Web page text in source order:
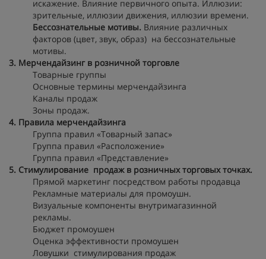
искажение. Влияние первичного опыта. Иллюзии:
зрительные, иллюзии движения, иллюзии времени.
Бессознательные мотивы. Влияние различных
факторов (цвет, звук, образ) на бессознательные
мотивы.
3. Мерчендайзинг в розничной торговле
Товарные группы
Основные термины мерчендайзинга
Каналы продаж
Зоны продаж.
4. Правила мерчендайзинга
Группа правил «Товарный запас»
Группа правил «Расположение»
Группа правил «Представление»
5. Стимулирование продаж в розничных торговых точках.
Прямой маркетинг посредством работы продавца
Рекламные материалы для промоушн.
Визуальные компоненты внутримагазинной
рекламы.
Бюджет промоушен
Оценка эффективности промоушен
Ловушки стимулирования продаж